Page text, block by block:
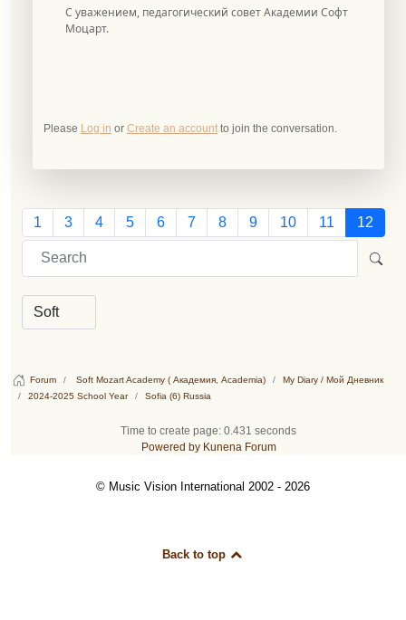
С уважением, педагогический совет Академии Софт
Моцарт.
Please Log in or Create an account to join the conversation.
1 3 4 5 6 7 8 9 10 11 12
Forum Soft Mozart Academy ( Академия, Academia)
My Diary / Мой Дневник
2024-2025 School Year
Sofia (6) Russia
Time to create page: 0.431 seconds
Powered by Kunena Forum
© Music Vision International 2002 - 2026
Back to top